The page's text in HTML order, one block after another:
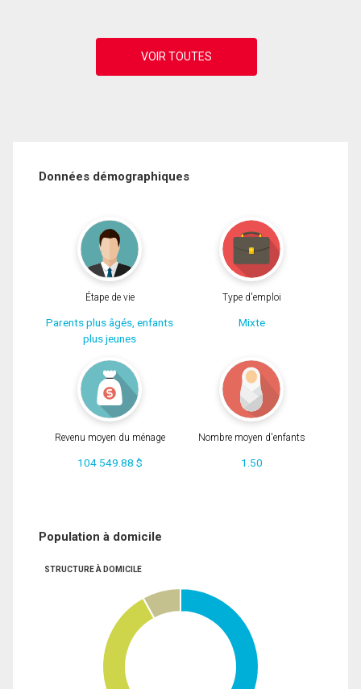
Données démographiques
Étape de vie
Parents plus âgés, enfants
plus jeunes
Type d'emploi
Mixte
Revenu moyen du ménage
104 549.88 $
Nombre moyen d'enfants
1.50
Population à domicile
STRUCTURE À DOMICILE